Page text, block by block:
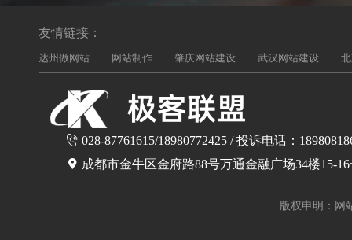
友情链接：
达州做网站 网站制作 肇庆网站建设 武汉网站建设
028-87761615/18980772425 / 投诉电话：
成都市金牛区金府路88号万通金融广场34楼15-
版权申明：网